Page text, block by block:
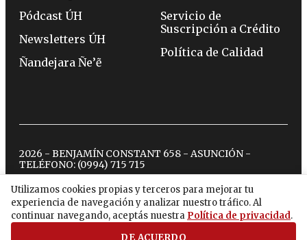
Utilizamos cookies propias y terceros para mejorar tu
experiencia de navegación y analizar nuestro tráfico. Al
continuar navegando, aceptás nuestra Política de privacidad.
DE ACUERDO
Pódcast ÚH
Newsletters ÚH
Ñandejara Ñe’ẽ
Servicio de
Suscripción a Crédito
Política de Calidad
2026 - BENJAMÍN CONSTANT 658 - ASUNCIÓN -
TELÉFONO: (0994) 715 715
twitterinstagram
facebook
tiktokyoutubespotify